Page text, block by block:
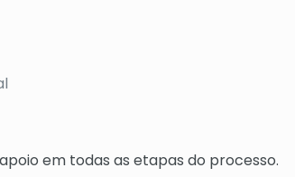
em todas as etapas do processo.